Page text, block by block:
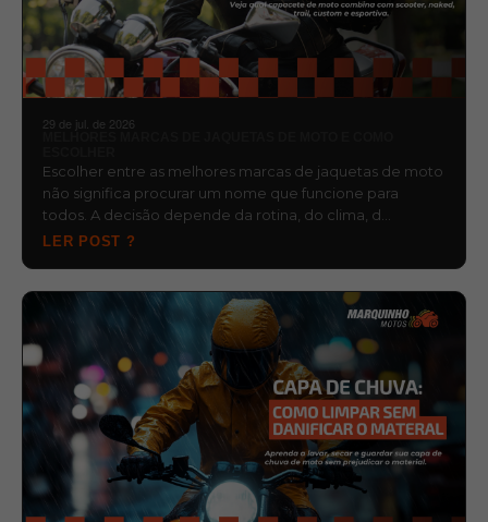
29 de jul. de 2026
Escolher entre as melhores marcas de jaquetas de moto
não significa procurar um nome que funcione para
todos. A decisão depende da rotina, do clima, d…
LER POST ?